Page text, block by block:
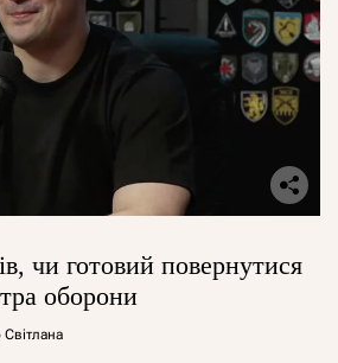
чи готовий повернутися
оборони